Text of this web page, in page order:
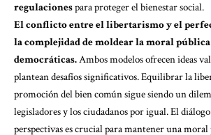
regulacionespara proteger el bienestar social.
El conflicto entre el libertarismo y el
la complejidad de moldear la moral pública
democráticas.Ambos modelos ofrecen ideas
plantean desafíos significativos. Equilibrar la
promoción del bien común sigue siendo un
legisladores y los ciudadanos por igual. El
perspectivas es crucial para mantener una